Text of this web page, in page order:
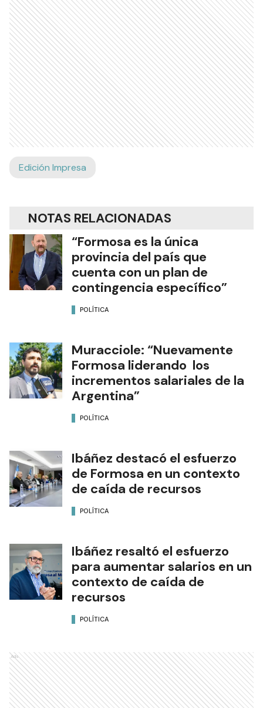
Edición Impresa
NOTAS RELACIONADAS
“Formosa es la única
provincia del país que
cuenta con un plan de
contingencia específico”
POLÍTICA
Muracciole: “Nuevamente
Formosa liderando los
incrementos salariales de la
Argentina”
POLÍTICA
Ibáñez destacó el esfuerzo
de Formosa en un contexto
de caída de recursos
POLÍTICA
Ibáñez resaltó el esfuerzo
para aumentar salarios en un
contexto de caída de
recursos
POLÍTICA
Ads